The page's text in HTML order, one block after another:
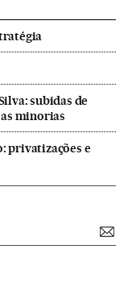
subidas de
minorias
privatizações e